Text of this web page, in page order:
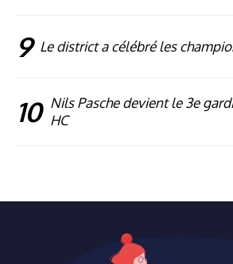
9 Le district a célébré les
10 Nils Pasche devient le 3e
HC